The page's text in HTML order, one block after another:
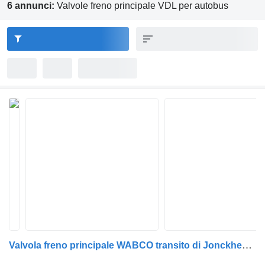
6 annunci: Valvole freno principale VDL per autobus
Valvola freno principale WABCO transito di Jonckheere 2000 (01.05-12.13) 4341001330 per autobus VDL Jonckheere Transit 2000 (2005-2013)